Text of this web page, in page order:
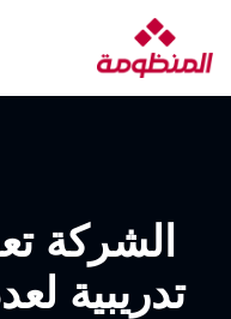
الشركة
تدريبية